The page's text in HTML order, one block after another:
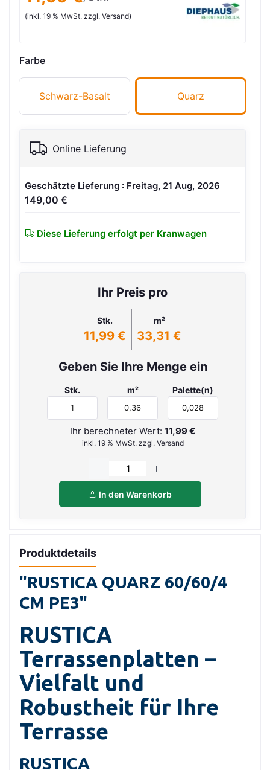
(inkl. 19 % MwSt. zzgl. Versand)
Farbe
Schwarz-Basalt Quarz
Online Lieferung
Geschätzte Lieferung : Freitag, 21 Aug, 2026
149,00 €
Diese Lieferung erfolgt per Kranwagen
Ihr Preis pro
Stk.
11,99 €
m²
33,31 €
Geben Sie Ihre Menge ein
Stk. m² Palette(n)
Ihr berechneter Wert: 11,99 €
inkl. 19 % MwSt. zzgl. Versand
In den Warenkorb
Produktdetails
"RUSTICA QUARZ 60/60/4
CM PE3"
RUSTICA
Terrassenplatten –
Vielfalt und
Robustheit für Ihre
Terrasse
RUSTICA